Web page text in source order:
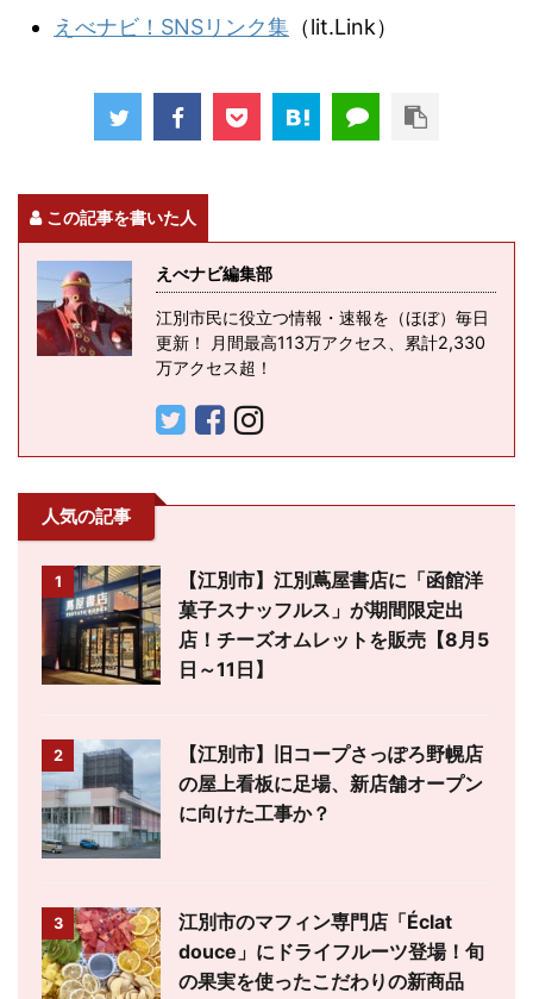
えべナビ！SNSリンク集 （lit.Link）
この記事を書いた人
えべナビ編集部
江別市民に役立つ情報・速報を（ほぼ）毎日
更新！ 月間最高113万アクセス、累計2,330
万アクセス超！
人気の記事
1
【江別市】江別蔦屋書店に「函館洋
菓子スナッフルス」が期間限定出
店！チーズオムレットを販売【8月5
日～11日】
2
【江別市】旧コープさっぽろ野幌店
の屋上看板に足場、新店舗オープン
に向けた工事か？
3
江別市のマフィン専門店「Éclat
douce」にドライフルーツ登場！旬
の果実を使ったこだわりの新商品